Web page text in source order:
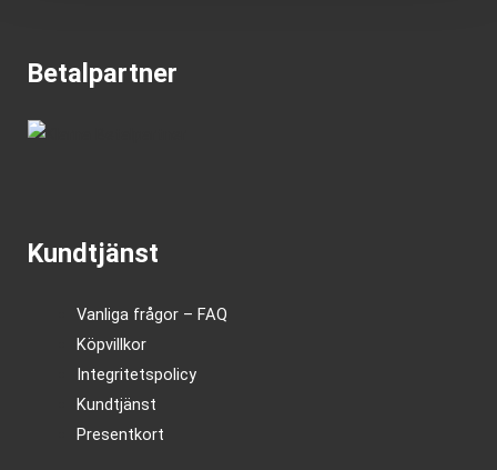
Betalpartner
Kundtjänst
Vanliga frågor – FAQ
Köpvillkor
Integritetspolicy
Kundtjänst
Presentkort